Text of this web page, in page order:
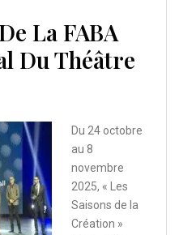
La FABA
Du Théâtre
Du 24 octobre
au 8
novembre
2025, « Les
Saisons de la
Création »